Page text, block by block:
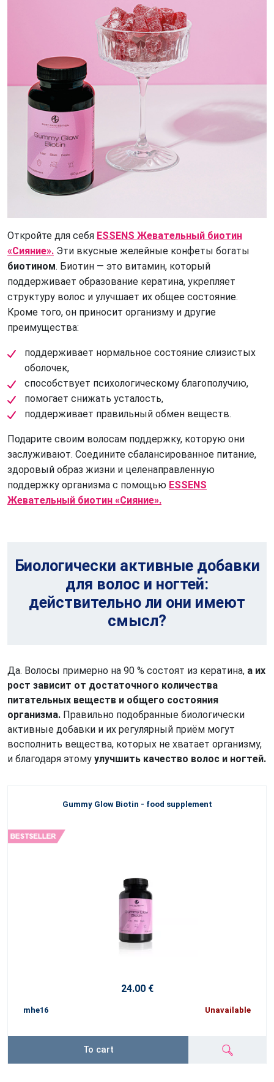
Откройте для себя ESSENS Жевательный биотин
«Сияние». Эти вкусные желейные конфеты богаты
биотином. Биотин — это витамин, который
поддерживает образование кератина, укрепляет
структуру волос и улучшает их общее состояние.
Кроме того, он приносит организму и другие
преимущества:
поддерживает нормальное состояние слизистых
оболочек,
способствует психологическому благополучию,
помогает снижать усталость,
поддерживает правильный обмен веществ.
Подарите своим волосам поддержку, которую они
заслуживают. Соедините сбалансированное питание,
здоровый образ жизни и целенаправленную
поддержку организма с помощью ESSENS
Жевательный биотин «Сияние».
Биологически активные добавки
для волос и ногтей:
действительно ли они имеют
смысл?
Да. Волосы примерно на 90 % состоят из кератина, а их
рост зависит от достаточного количества
питательных веществ и общего состояния
организма. Правильно подобранные биологически
активные добавки и их регулярный приём могут
восполнить вещества, которых не хватает организму,
и благодаря этому улучшить качество волос и ногтей.
Gummy Glow Biotin - food supplement
24.00 €
mhe16 Unavailable
To cart